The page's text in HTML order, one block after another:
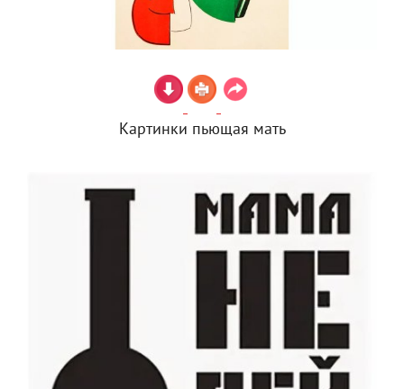
Картинки пьющая мать